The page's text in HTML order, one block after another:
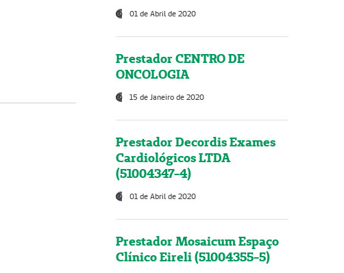
01 de Abril de 2020
Prestador CENTRO DE
ONCOLOGIA
15 de Janeiro de 2020
Prestador Decordis Exames
Cardiológicos LTDA
(51004347-4)
01 de Abril de 2020
Prestador Mosaicum Espaço
Clínico Eireli (51004355-5)